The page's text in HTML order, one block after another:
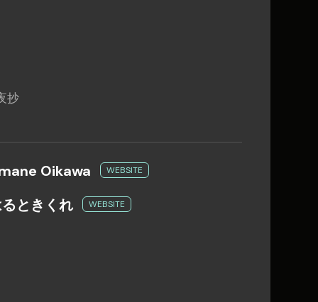
抄
Oikawa WEBSITE
ときくれ WEBSITE